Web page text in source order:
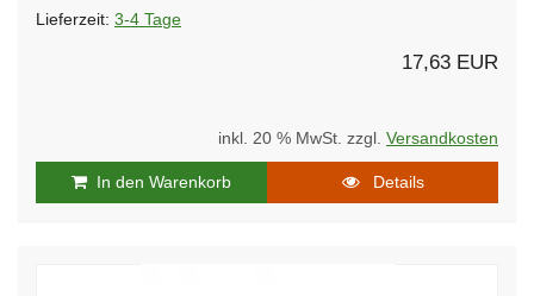
Lieferzeit: 3-4 Tage
17,63 EUR
inkl. 20 % MwSt. zzgl. Versandkosten
In den Warenkorb Details